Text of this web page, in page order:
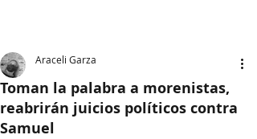
Toman la palabra a morenistas,
reabrirán juicios políticos contra
Samuel
Araceli Garza